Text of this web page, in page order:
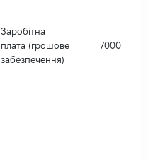
Заробітна
плата (грошове
забезпечення)
7000